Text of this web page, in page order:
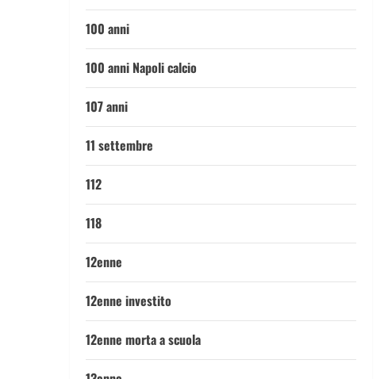
100 anni
100 anni Napoli calcio
107 anni
11 settembre
112
118
12enne
12enne investito
12enne morta a scuola